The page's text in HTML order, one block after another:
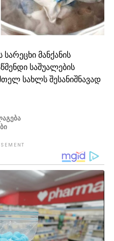
მანქანის
საშუალების
სახლს შესანიშნავად